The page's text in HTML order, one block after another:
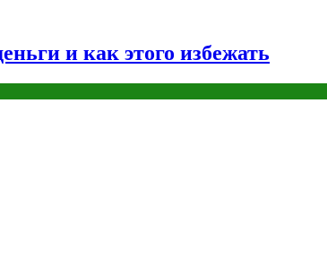
и как этого избежать